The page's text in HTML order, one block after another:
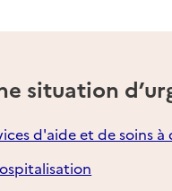
situation
d'aide et de soins à